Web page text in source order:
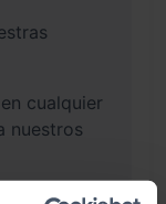
cualquier
nuestros